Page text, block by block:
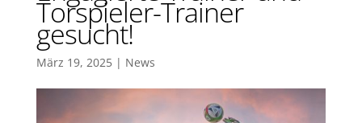
Torspieler-Trainer
gesucht!
März 19, 2025| News